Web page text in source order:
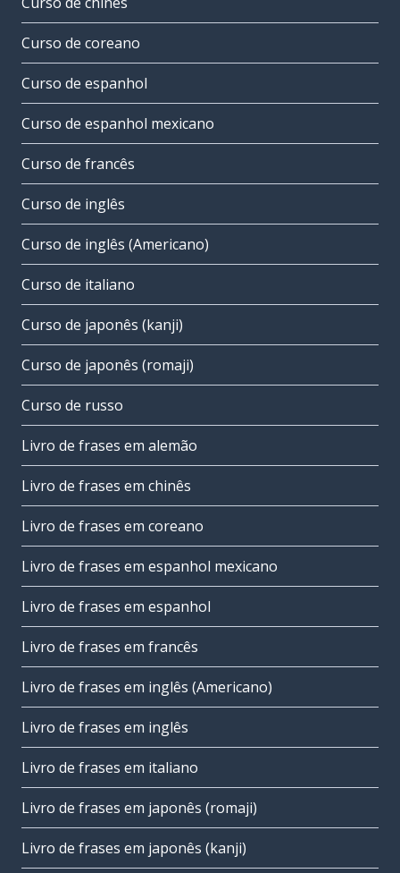
Curso de coreano
Curso de espanhol
Curso de espanhol mexicano
Curso de francês
Curso de inglês
Curso de inglês (Americano)
Curso de italiano
Curso de japonês (kanji)
Curso de japonês (romaji)
Curso de russo
Livro de frases em alemão
Livro de frases em chinês
Livro de frases em coreano
Livro de frases em espanhol mexicano
Livro de frases em espanhol
Livro de frases em francês
Livro de frases em inglês (Americano)
Livro de frases em inglês
Livro de frases em italiano
Livro de frases em japonês (romaji)
Livro de frases em japonês (kanji)